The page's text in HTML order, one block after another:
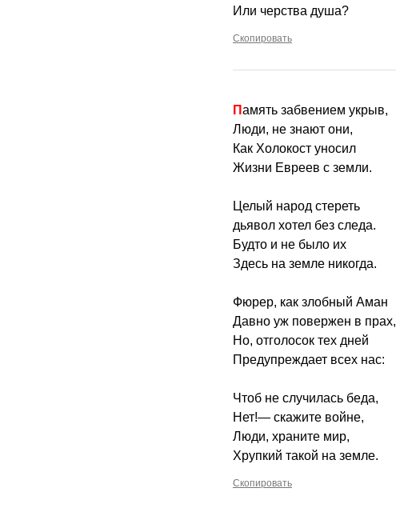
Или черства душа?
Скопировать
Память забвением укрыв,
Люди, не знают они,
Как Холокост уносил
Жизни Евреев с земли.
Целый народ стереть
дьявол хотел без следа.
Будто и не было их
Здесь на земле никогда.
Фюрер, как злобный Аман
Давно уж повержен в прах,
Но, отголосок тех дней
Предупреждает всех нас:
Чтоб не случилась беда,
Нет!— скажите войне,
Люди, храните мир,
Хрупкий такой на земле.
Скопировать